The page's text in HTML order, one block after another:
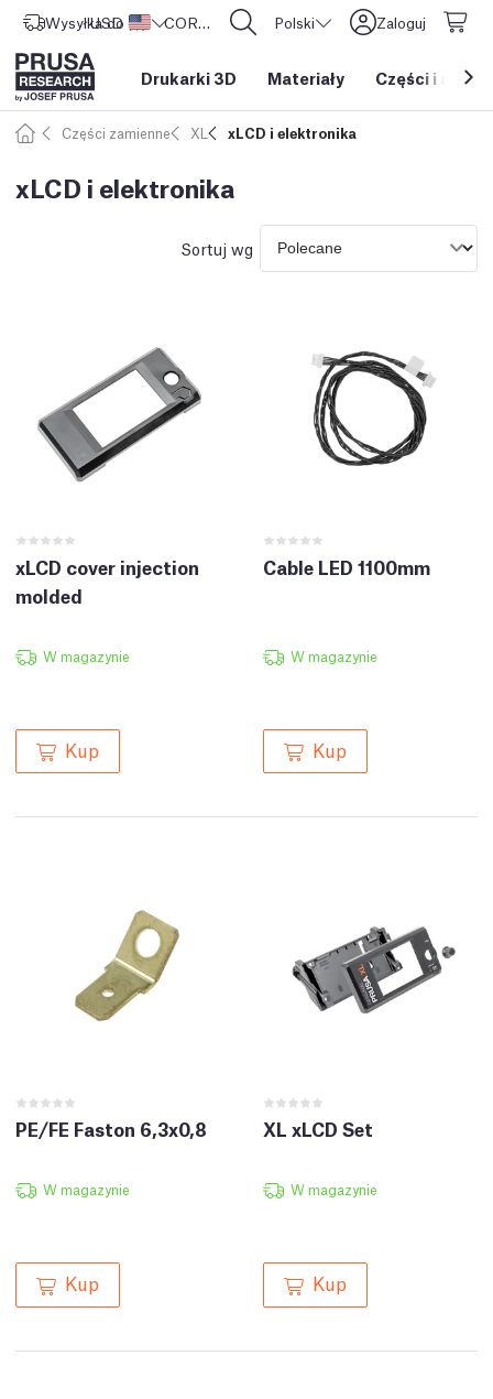
Wysyłka do Stany Zjednoczone
USD ($) CORE One L: Już w sprzedaży! Polski Zaloguj
Drukarki 3D Materiały Części i
Części zamienne XL xLCD i elektronika
xLCD i elektronika
Sortuj wg
xLCD cover injection
molded
W magazynie
Kup
Cable LED 1100mm
W magazynie
Kup
PE/FE Faston 6,3x0,8
W magazynie
Kup
XL xLCD Set
W magazynie
Kup